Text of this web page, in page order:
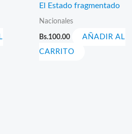
El Estado fragmentado
Nacionales
Bs.100.00
AÑADIR AL
CARRITO